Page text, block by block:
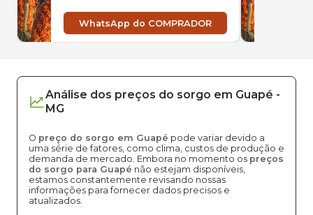
WhatsApp do COMPRADOR
Análise dos preços do sorgo em Guapé -
MG
O preço do sorgo em Guapé pode variar devido a
uma série de fatores, como clima, custos de produção e
demanda de mercado. Embora no momento os preços
do sorgo para Guapé não estejam disponíveis,
estamos constantemente revisando nossas
informações para fornecer dados precisos e
atualizados.